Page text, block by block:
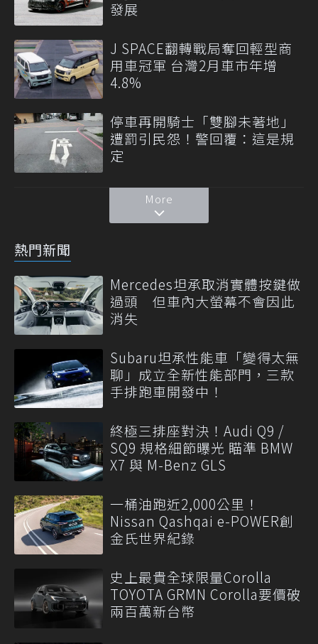
發展
J SPACE翻轉戰局奪回輕型商
用車冠軍 台灣2月車市年增
4.8%
停車再開騎士「雙腳未著地」
遭罰引民怨！警回覆：這是規
定
More
熱門新聞
Mercedes坦承取消實體按鍵做
過頭 但車內大螢幕不會因此
消失
Subaru坦承性能車「變得太無
聊」成立全新性能部門，三款
手排跑車開發中！
終極三排座對決！Audi Q9 /
SQ9 規格細節曝光 瞄準 BMW
X7 與 M-Benz GLS
一桶油跑近2,000公里！
Nissan Qashqai e-POWER創
金氏世界紀錄
史上最貴全球限量Corolla
TOYOTA GRMN Corolla要價破
兩百萬新台幣